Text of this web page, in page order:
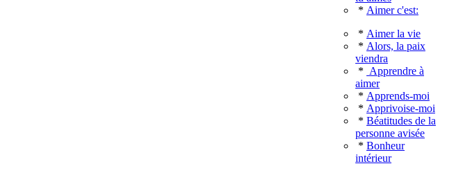
* Aimer c'est:
* Aimer la vie
* Alors, la paix
viendra
* Apprendre à
aimer
* Apprends-moi
* Apprivoise-moi
* Béatitudes de la
personne avisée
* Bonheur
intérieur